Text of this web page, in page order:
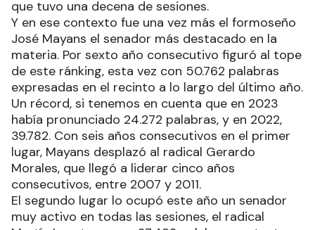
que tuvo una decena de sesiones.
Y en ese contexto fue una vez más el formoseño
José Mayans el senador más destacado en la
materia. Por sexto año consecutivo figuró al tope
de este ránking, esta vez con 50.762 palabras
expresadas en el recinto a lo largo del último año.
Un récord, si tenemos en cuenta que en 2023
había pronunciado 24.272 palabras, y en 2022,
39.782. Con seis años consecutivos en el primer
lugar, Mayans desplazó al radical Gerardo
Morales, que llegó a liderar cinco años
consecutivos, entre 2007 y 2011.
El segundo lugar lo ocupó este año un senador
muy activo en todas las sesiones, el radical